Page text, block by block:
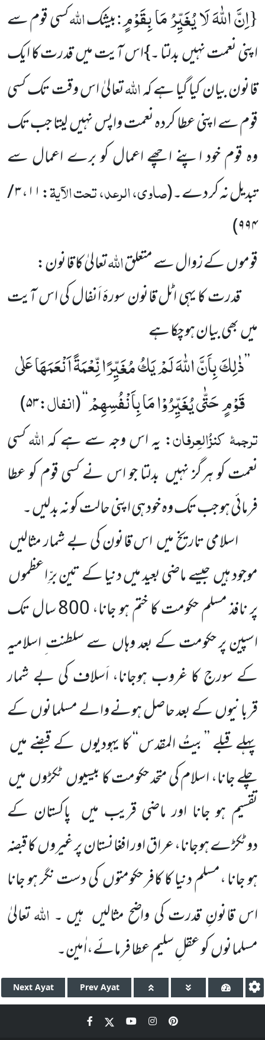
{اِنَّ اللّٰهَ لَا یُغَیِّرُ مَا بِقَوْمٍ:بیشکاللّٰہکسی قوم سے
اپنی نعمت نہیں بدلتا ۔}اس آیت میں قدرت کا ایک
قانون بیان کیا گیا ہے کہاللّٰہتعالیٰ اس وقت تک کسی
قوم سے اپنی عطا کردہ نعمت واپس نہیں لیتا جب تک
وہ قوم خود اپنے اچھے اعمال کو برے اعمال سے
تبدیل نہ کر دے۔(صاوی، الرعد، تحت الآیۃ:۱۱، ۳ /
۹۹۴)
قوموں کے زوال سے متعلقاللّٰہتعالیٰ کا قانون:
قدرت کا یہی اٹل قانون سورۂ اَنفال کی اس آیت
میں بھی بیان ہو چکا ہے
’’ذٰلِكَ بِاَنَّ اللّٰهَ لَمْ یَكُ مُغَیِّرًا نِّعْمَةً اَنْعَمَهَا عَلٰى
قَوْمٍ حَتّٰى یُغَیِّرُوْا مَا بِاَنْفُسِهِمْ‘‘
(انفال:۵۳)
ترجمۂ کنزُالعِرفان: یہ اس وجہ سے ہے کہاللّٰہکسی
نعمت کو ہرگز نہیں بدلتا جو اس نے کسی قوم کو عطا
فرمائی ہو جب تک وہ خود ہی اپنی حالت کو نہ بدلیں ۔
اسلامی تاریخ میں اس قانون کی بے شمار مثالیں
موجود ہیں جیسے ماضی بعید میں دنیا کے تین برِّ اعظموں
پر نافذ مسلم حکومت کا ختم ہو جانا، 800 سال تک
اسپین پر حکومت کے بعد وہاں سے سلطنت ِ اسلامیہ
کے سورج کا غروب ہوجانا، اَسلاف کی بے شمار
قربانیوں کے بعد حاصل ہونے والے مسلمانوں کے
پہلے قبلے ’’بیتُ المقدس‘‘ کا یہودیوں کے قبضے میں
چلے جانا، اسلام کی متحد حکومت کا بیسیوں ٹکڑوں میں
تقسیم ہو جانا اور ماضی قریب میں پاکستان کے
دوٹکڑے ہوجانا، عراق اور افغانستان پر غیروں کا قبضہ
ہو جانا ،مسلم دنیا کا کافر حکومتوں کی دست نگر ہو جانا
اس قانونِ قدرت کی واضح مثالیں ہیں ۔ اللّٰہتعالیٰ
مسلمانوں کو عقلِ سلیم عطا فرمائے،اٰمین۔
Next Ayat Prev Ayat